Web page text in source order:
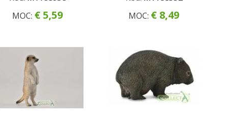
MOC: € 5,59
MOC: € 8,49